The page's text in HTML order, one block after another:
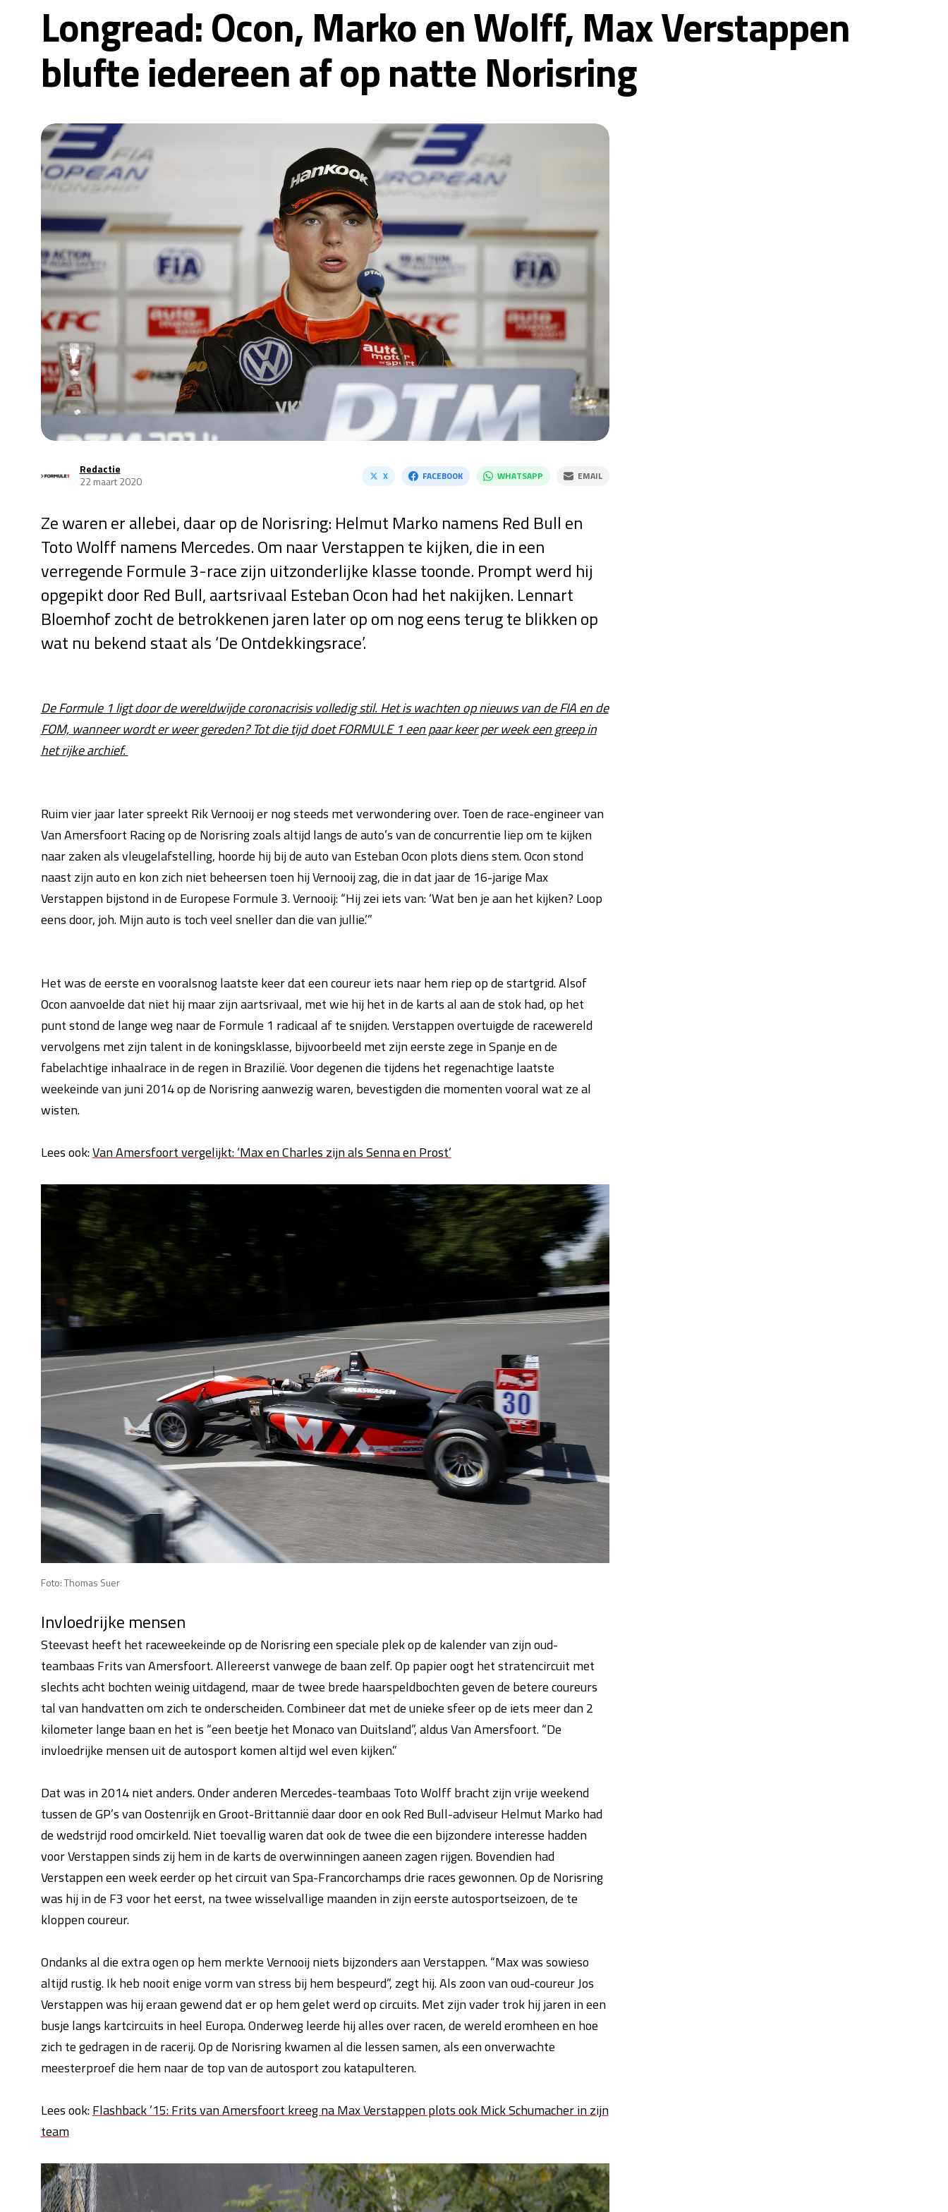
Longread: Ocon, Marko en Wolff, Max Verstappen
blufte iedereen af op natte Norisring
Redactie
22 maart 2020
X FACEBOOK WHATSAPP EMAIL
Ze waren er allebei, daar op de Norisring: Helmut Marko namens Red Bull en
Toto Wolff namens Mercedes. Om naar Verstappen te kijken, die in een
verregende Formule 3-race zijn uitzonderlijke klasse toonde. Prompt werd hij
opgepikt door Red Bull, aartsrivaal Esteban Ocon had het nakijken. Lennart
Bloemhof zocht de betrokkenen jaren later op om nog eens terug te blikken op
wat nu bekend staat als ‘De Ontdekkingsrace’.
De Formule 1 ligt door de wereldwijde coronacrisis volledig stil. Het is wachten op nieuws van de FIA en de
FOM, wanneer wordt er weer gereden? Tot die tijd doet FORMULE 1 een paar keer per week een greep in
het rijke archief.
Ruim vier jaar later spreekt Rik Vernooij er nog steeds met verwondering over. Toen de race-engineer van
Van Amersfoort Racing op de Norisring zoals altijd langs de auto’s van de concurrentie liep om te kijken
naar zaken als vleugelafstelling, hoorde hij bij de auto van Esteban Ocon plots diens stem. Ocon stond
naast zijn auto en kon zich niet beheersen toen hij Vernooij zag, die in dat jaar de 16-jarige Max
Verstappen bijstond in de Europese Formule 3. Vernooij: “Hij zei iets van: ‘Wat ben je aan het kijken? Loop
eens door, joh. Mijn auto is toch veel sneller dan die van jullie.’”
Het was de eerste en vooralsnog laatste keer dat een coureur iets naar hem riep op de startgrid. Alsof
Ocon aanvoelde dat niet hij maar zijn aartsrivaal, met wie hij het in de karts al aan de stok had, op het
punt stond de lange weg naar de Formule 1 radicaal af te snijden. Verstappen overtuigde de racewereld
vervolgens met zijn talent in de koningsklasse, bijvoorbeeld met zijn eerste zege in Spanje en de
fabelachtige inhaalrace in de regen in Brazilië. Voor degenen die tijdens het regenachtige laatste
weekeinde van juni 2014 op de Norisring aanwezig waren, bevestigden die momenten vooral wat ze al
wisten.
Lees ook:Van Amersfoort vergelijkt: ‘Max en Charles zijn als Senna en Prost’
Foto: Thomas Suer
Invloedrijke mensen
Steevast heeft het raceweekeinde op de Norisring een speciale plek op de kalender van zijn oud-
teambaas Frits van Amersfoort. Allereerst vanwege de baan zelf. Op papier oogt het stratencircuit met
slechts acht bochten weinig uitdagend, maar de twee brede haarspeldbochten geven de betere coureurs
tal van handvatten om zich te onderscheiden. Combineer dat met de unieke sfeer op de iets meer dan 2
kilometer lange baan en het is “een beetje het Monaco van Duitsland”, aldus Van Amersfoort. “De
invloedrijke mensen uit de autosport komen altijd wel even kijken.”
Dat was in 2014 niet anders. Onder anderen Mercedes-teambaas Toto Wolff bracht zijn vrije weekend
tussen de GP’s van Oostenrijk en Groot-Brittannië daar door en ook Red Bull-adviseur Helmut Marko had
de wedstrijd rood omcirkeld. Niet toevallig waren dat ook de twee die een bijzondere interesse hadden
voor Verstappen sinds zij hem in de karts de overwinningen aaneen zagen rijgen. Bovendien had
Verstappen een week eerder op het circuit van Spa-Francorchamps drie races gewonnen. Op de Norisring
was hij in de F3 voor het eerst, na twee wisselvallige maanden in zijn eerste autosportseizoen, de te
kloppen coureur.
Ondanks al die extra ogen op hem merkte Vernooij niets bijzonders aan Verstappen. “Max was sowieso
altijd rustig. Ik heb nooit enige vorm van stress bij hem bespeurd”, zegt hij. Als zoon van oud-coureur Jos
Verstappen was hij eraan gewend dat er op hem gelet werd op circuits. Met zijn vader trok hij jaren in een
busje langs kartcircuits in heel Europa. Onderweg leerde hij alles over racen, de wereld eromheen en hoe
zich te gedragen in de racerij. Op de Norisring kwamen al die lessen samen, als een onverwachte
meesterproef die hem naar de top van de autosport zou katapulteren.
Lees ook:Flashback ’15: Frits van Amersfoort kreeg na Max Verstappen plots ook Mick Schumacher in zijn
team